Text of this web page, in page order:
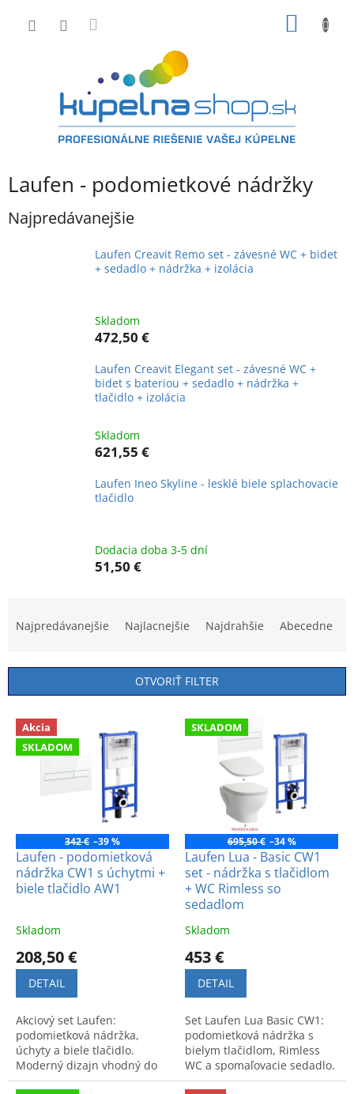
Laufen - podomietkové nádržky
Najpredávanejšie
Laufen Creavit Remo set - závesné WC + bidet
+ sedadlo + nádržka + izolácia
Skladom
472,50 €
Laufen Creavit Elegant set - závesné WC +
bidet s bateriou + sedadlo + nádržka +
tlačidlo + izolácia
Skladom
621,55 €
Laufen Ineo Skyline - lesklé biele splachovacie
tlačidlo
Dodacia doba 3-5 dní
51,50 €
n
i
o
o
Najpredávanejšie Najlacnejšie Najdrahšie Abecedne
OTVORIŤ FILTER
V
p
o
o
Akcia
SKLADOM
342 € –39 %
Laufen - podomietková
nádržka CW1 s úchytmi +
biele tlačidlo AW1
Skladom
208,50 €
DETAIL
Akciový set Laufen:
podomietková nádržka,
úchyty a biele tlačidlo.
Moderný dizajn vhodný do
každej kúpeľne.
SKLADOM
695,50 € –34 %
Laufen Lua - Basic CW1
set - nádržka s tlačidlom
+ WC Rimless so
sedadlom
Skladom
453 €
DETAIL
Set Laufen Lua Basic CW1:
podomietková nádržka s
bielym tlačidlom, Rimless
WC a spomaľovacie sedadlo.
Praktické a hygienické